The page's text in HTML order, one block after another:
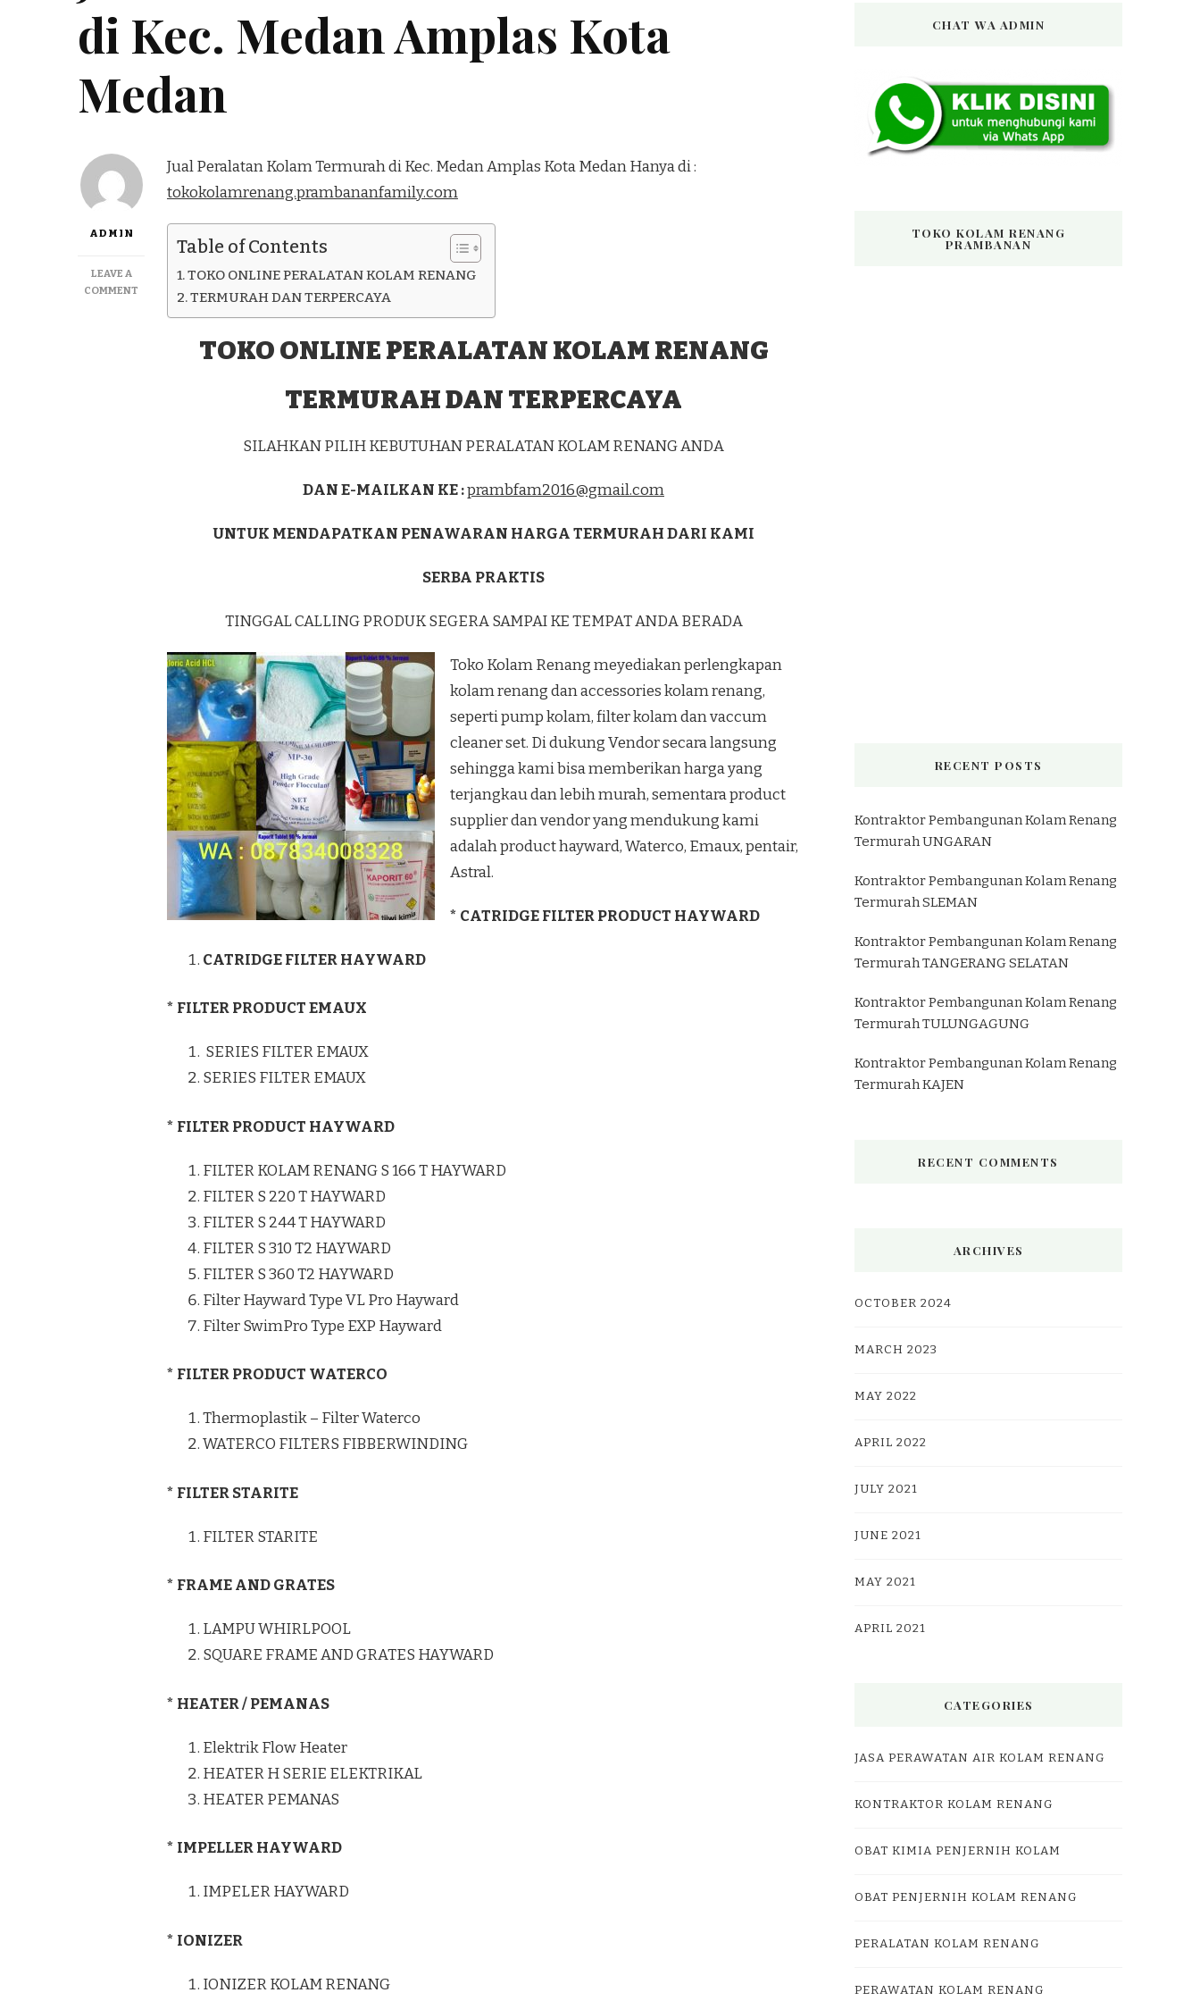
di Kec. Medan Amplas Kota
Medan
ADMIN
LEAVE A
COMMENT
Jual Peralatan Kolam Termurah di Kec. Medan Amplas Kota Medan Hanya di :
tokokolamrenang.prambananfamily.com
Table of Contents
TOKO ONLINE PERALATAN KOLAM RENANG
TERMURAH DAN TERPERCAYA
TOKO ONLINE PERALATAN KOLAM RENANG
TERMURAH DAN TERPERCAYA
SILAHKAN PILIH KEBUTUHAN PERALATAN KOLAM RENANG ANDA
DAN E-MAILKAN KE :prambfam2016@gmail.com
UNTUK MENDAPATKAN PENAWARAN HARGA TERMURAH DARI KAMI
SERBA PRAKTIS
TINGGAL CALLING PRODUK SEGERA SAMPAI KE TEMPAT ANDA BERADA
Toko Kolam Renang meyediakan perlengkapan
kolam renang dan accessories kolam renang,
seperti pump kolam, filter kolam dan vaccum
cleaner set. Di dukung Vendor secara langsung
sehingga kami bisa memberikan harga yang
terjangkau dan lebih murah, sementara product
supplier dan vendor yang mendukung kami
adalah product hayward, Waterco, Emaux, pentair,
Astral.
* CATRIDGE FILTER PRODUCT HAYWARD
CATRIDGE FILTER HAYWARD
* FILTER PRODUCT EMAUX
SERIES FILTER EMAUX
SERIES FILTER EMAUX
* FILTER PRODUCT HAYWARD
FILTER KOLAM RENANG S 166 T HAYWARD
FILTER S 220 T HAYWARD
FILTER S 244 T HAYWARD
FILTER S 310 T2 HAYWARD
FILTER S 360 T2 HAYWARD
Filter Hayward Type VL Pro Hayward
Filter SwimPro Type EXP Hayward
* FILTER PRODUCT WATERCO
Thermoplastik – Filter Waterco
WATERCO FILTERS FIBBERWINDING
* FILTER STARITE
FILTER STARITE
* FRAME AND GRATES
LAMPU WHIRLPOOL
SQUARE FRAME AND GRATES HAYWARD
* HEATER / PEMANAS
Elektrik Flow Heater
HEATER H SERIE ELEKTRIKAL
HEATER PEMANAS
* IMPELLER HAYWARD
IMPELER HAYWARD
* IONIZER
IONIZER KOLAM RENANG
CHAT WA ADMIN
TOKO KOLAM RENANG
PRAMBANAN
RECENT POSTS
Kontraktor Pembangunan Kolam Renang
Termurah UNGARAN
Kontraktor Pembangunan Kolam Renang
Termurah SLEMAN
Kontraktor Pembangunan Kolam Renang
Termurah TANGERANG SELATAN
Kontraktor Pembangunan Kolam Renang
Termurah TULUNGAGUNG
Kontraktor Pembangunan Kolam Renang
Termurah KAJEN
RECENT COMMENTS
ARCHIVES
OCTOBER 2024
MARCH 2023
MAY 2022
APRIL 2022
JULY 2021
JUNE 2021
MAY 2021
APRIL 2021
CATEGORIES
JASA PERAWATAN AIR KOLAM RENANG
KONTRAKTOR KOLAM RENANG
OBAT KIMIA PENJERNIH KOLAM
OBAT PENJERNIH KOLAM RENANG
PERALATAN KOLAM RENANG
PERAWATAN KOLAM RENANG